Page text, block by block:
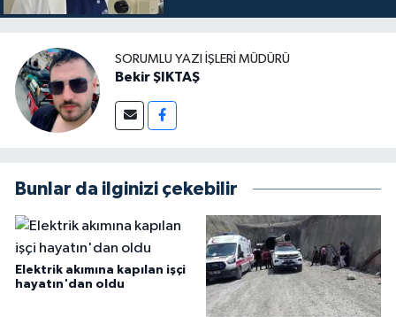
SORUMLU YAZI İŞLERI MÜDÜRÜ
Bekir ŞIKTAŞ
Bunlar da ilginizi çekebilir
Elektrik akımına kapılan işçi
hayatın'dan oldu